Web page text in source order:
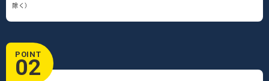
除く）
POINT
02